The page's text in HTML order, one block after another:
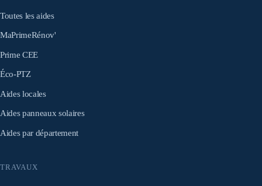
Toutes les aides
MaPrimeRénov'
Prime CEE
Éco-PTZ
Aides locales
Aides panneaux solaires
Aides par département
TRAVAUX